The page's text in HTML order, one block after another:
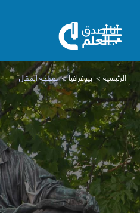
الرئيسية بيوغرافيا صفحة المقال